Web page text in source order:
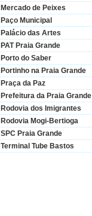
Mercado de Peixes
Paço Municipal
Palácio das Artes
PAT Praia Grande
Porto do Saber
Portinho na Praia Grande
Praça da Paz
Prefeitura da Praia Grande
Rodovia dos Imigrantes
Rodovia Mogi-Bertioga
SPC Praia Grande
Terminal Tube Bastos